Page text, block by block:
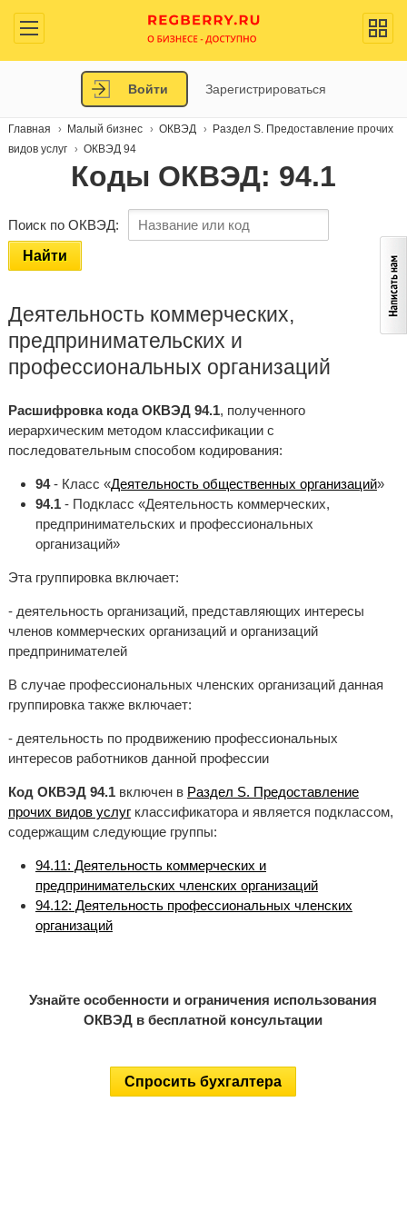
Войти Зарегистрироваться
Главная Малый бизнес ОКВЭД
Раздел S. Предоставление прочих
видов услуг
ОКВЭД 94
Коды ОКВЭД: 94.1
Поиск по ОКВЭД:
Найти
Деятельность коммерческих,
предпринимательских и
профессиональных организаций
Расшифровка кода ОКВЭД 94.1, полученного
иерархическим методом классификации с
последовательным способом кодирования:
94- Класс «Деятельность общественных организаций»
94.1- Подкласс «Деятельность коммерческих,
предпринимательских и профессиональных
организаций»
Эта группировка включает:
- деятельность организаций, представляющих интересы
членов коммерческих организаций и организаций
предпринимателей
В случае профессиональных членских организаций данная
группировка также включает:
- деятельность по продвижению профессиональных
интересов работников данной профессии
Код ОКВЭД 94.1включен в Раздел S. Предоставление
прочих видов услугклассификатора и является подклассом,
содержащим следующие группы:
94.11: Деятельность коммерческих и
предпринимательских членских организаций
94.12: Деятельность профессиональных членских
организаций
Узнайте особенности и ограничения использования
ОКВЭД в бесплатной консультации
Спросить бухгалтера